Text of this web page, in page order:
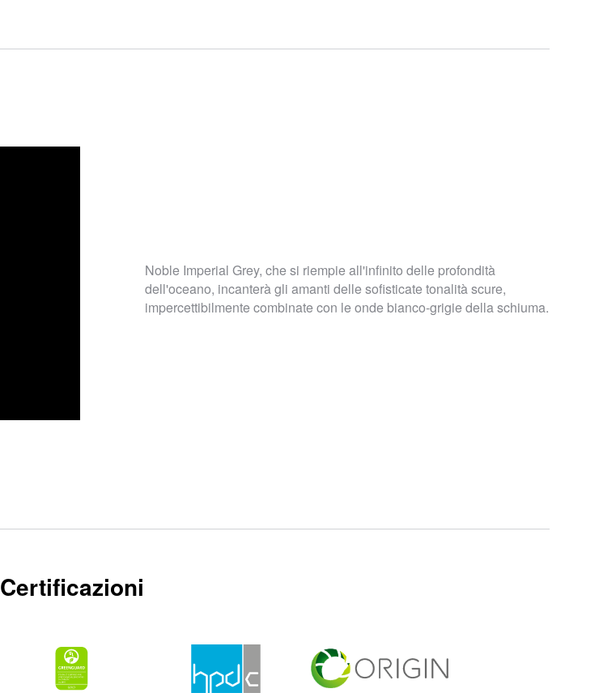
Noble Imperial Grey, che si riempie all'infinito delle profondità
dell'oceano, incanterà gli amanti delle sofisticate tonalità scure,
impercettibilmente combinate con le onde bianco-grigie della schiuma.
Certificazioni